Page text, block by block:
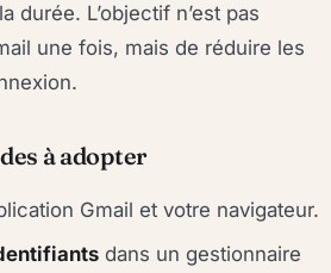
durée. L’objectif n’est pas
une fois, mais de réduire les
à adopter
Gmail et votre navigateur.
dans un gestionnaire